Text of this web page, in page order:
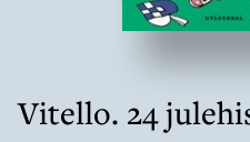
Vitello. 24